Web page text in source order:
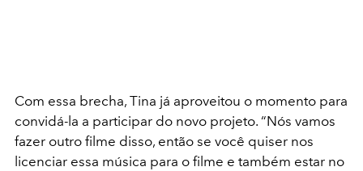
Com essa brecha, Tina já aproveitou o momento para
convidá-la a participar do novo projeto. “Nós vamos
fazer outro filme disso, então se você quiser nos
licenciar essa música para o filme e também estar no